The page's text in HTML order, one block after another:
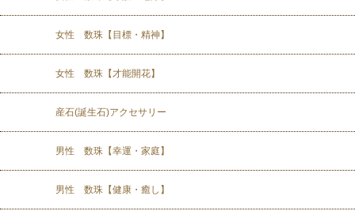
女性 数珠【目標・精神】
女性 数珠【才能開花】
産石(誕生石)アクセサリー
男性 数珠【幸運・家庭】
男性 数珠【健康・癒し】